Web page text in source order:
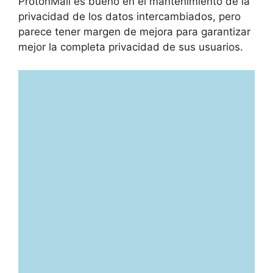
privacidad de los datos intercambiados, pero
parece tener margen de mejora para garantizar
mejor la completa privacidad de sus usuarios.